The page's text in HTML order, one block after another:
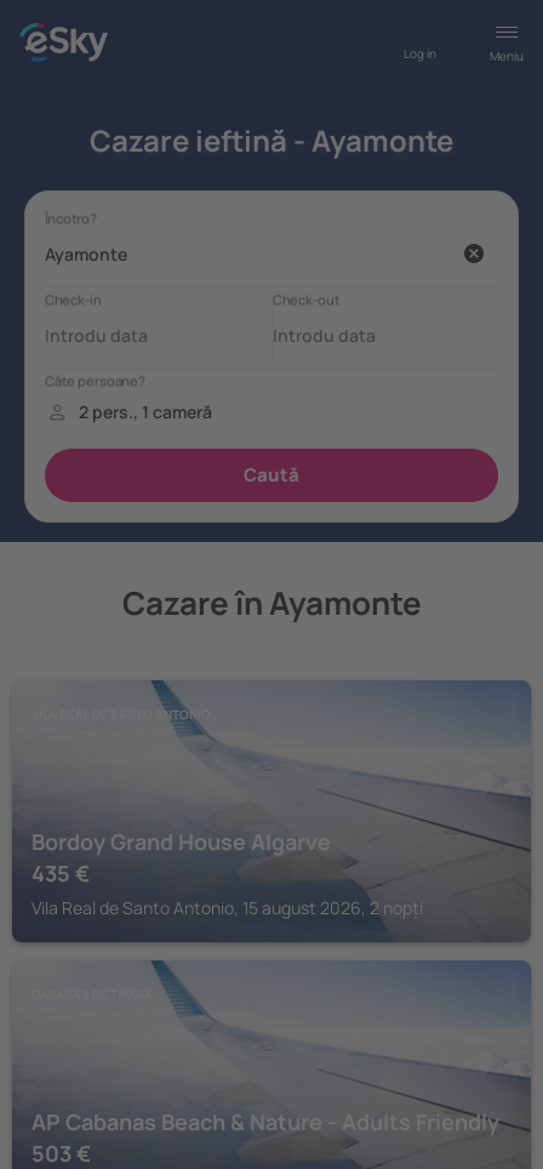
Meniu
Log in
Cazare ieftină - Ayamonte
Cazare în Ayamonte
VILA REAL DE SANTO ANTONIO
Bordoy Grand House Algarve
435 €
Vila Real de Santo Antonio, 15 august 2026, 2 nopți
AP Cabanas Beach & Nature - Adults Friendly
503 €